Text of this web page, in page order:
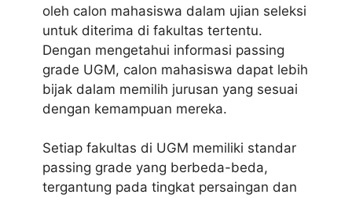
oleh calon mahasiswa dalam ujian seleksi
untuk diterima di fakultas tertentu.
Dengan mengetahui informasi passing
grade UGM, calon mahasiswa dapat lebih
bijak dalam memilih jurusan yang sesuai
dengan kemampuan mereka.
Setiap fakultas di UGM memiliki standar
passing grade yang berbeda-beda,
tergantung pada tingkat persaingan dan